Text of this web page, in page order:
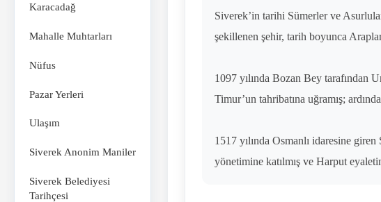
Karacadağ
Mahalle Muhtarları
Nüfus
Pazar Yerleri
Ulaşım
Siverek Anonim Maniler
Siverek Belediyesi
Tarihçesi
Siverek’in tarihi Sümerler ve
şekillenen şehir, tarih boyunca
1097 yılında Bozan Bey tarafından
Timur’un tahribatına uğramış;
1517 yılında Osmanlı idaresine
yönetimine katılmış ve Harput